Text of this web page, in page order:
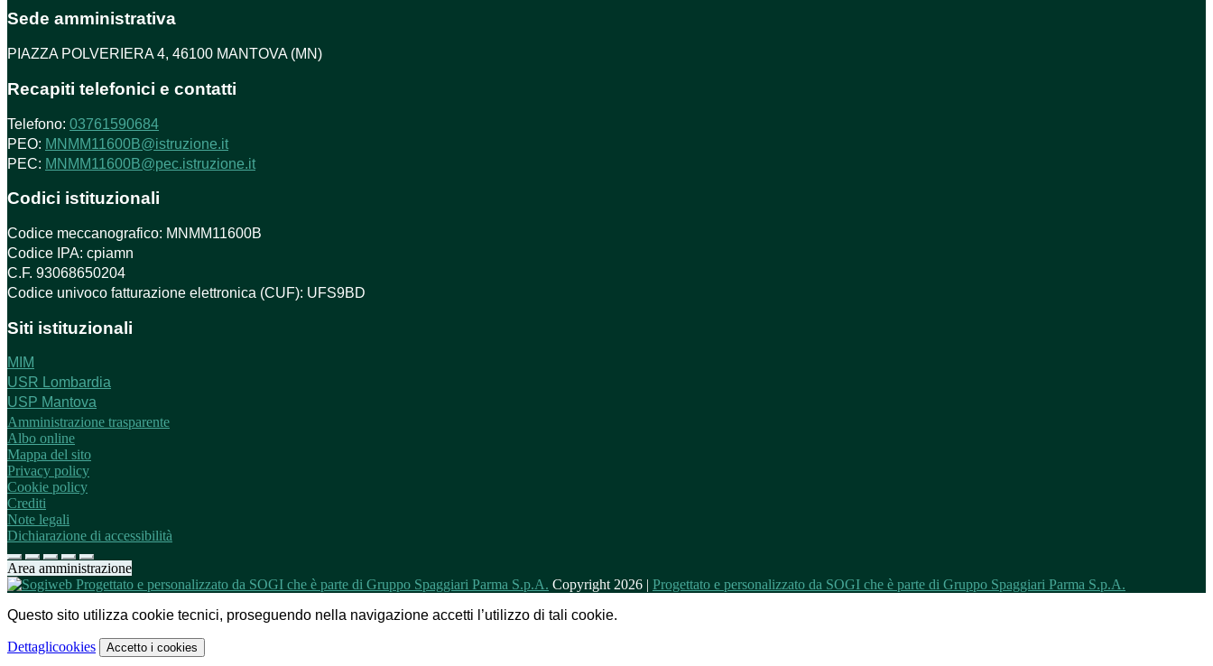
Sede amministrativa
PIAZZA POLVERIERA 4, 46100 MANTOVA (MN)
Recapiti telefonici e contatti
Telefono: 03761590684
PEO: MNMM11600B@istruzione.it
PEC: MNMM11600B@pec.istruzione.it
Codici istituzionali
Codice meccanografico: MNMM11600B
Codice IPA: cpiamn
C.F. 93068650204
Codice univoco fatturazione elettronica (CUF): UFS9BD
Siti istituzionali
MIM
USR Lombardia
USP Mantova
Amministrazione trasparente
Albo online
Mappa del sito
Privacy policy
Cookie policy
Crediti
Note legali
Dichiarazione di accessibilità
Area amministrazione
Copyright 2026 | Progettato e personalizzato da SOGI che è parte di Gruppo Spaggiari Parma S.p.A.
Questo sito utilizza cookie tecnici, proseguendo nella navigazione accetti l’utilizzo di tali cookie.
Dettaglicookies Accetto i cookies